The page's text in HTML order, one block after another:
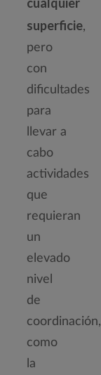
superficie,
pero
con
dificultades
para
llevar a
cabo
actividades
que
requieran
un
elevado
nivel
de
coordinación,
como
la